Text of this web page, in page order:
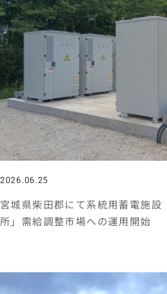
2026.06.25
宮城県柴田郡にて系統用蓄電施設
所」需給調整市場への運用開始